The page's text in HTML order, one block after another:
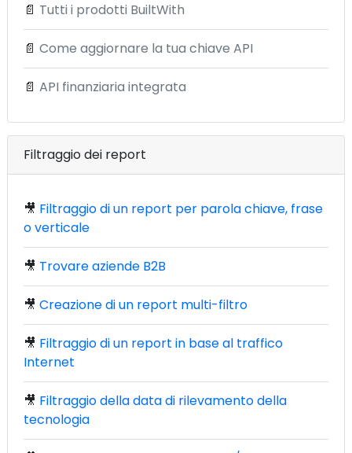
📄 Tutti i prodotti BuiltWith
📄 Come aggiornare la tua chiave API
📄 API finanziaria integrata
Filtraggio dei report
🎥 Filtraggio di un report per parola chiave, frase
o verticale
🎥 Trovare aziende B2B
🎥 Creazione di un report multi-filtro
🎥 Filtraggio di un report in base al traffico
Internet
🎥 Filtraggio della data di rilevamento della
tecnologia